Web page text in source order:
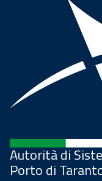
Autorità di
Porto di